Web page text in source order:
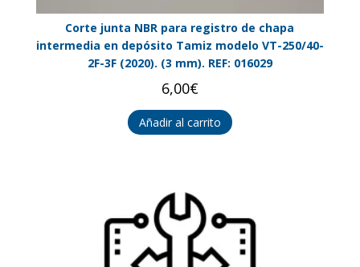
Corte junta NBR para registro de chapa
intermedia en depósito Tamiz modelo VT-250/40-
2F-3F (2020). (3 mm). REF: 016029
6,00€
Añadir al carrito